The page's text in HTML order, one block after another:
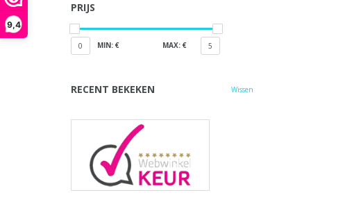
9,4
PRIJS
0 MIN: € MAX: € 5
RECENT BEKEKEN Wissen